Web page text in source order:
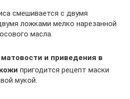
смешивается с двумя
ложками мелко нарезанной
масла.
и приведения в
пригодится рецепт маски
мукой.